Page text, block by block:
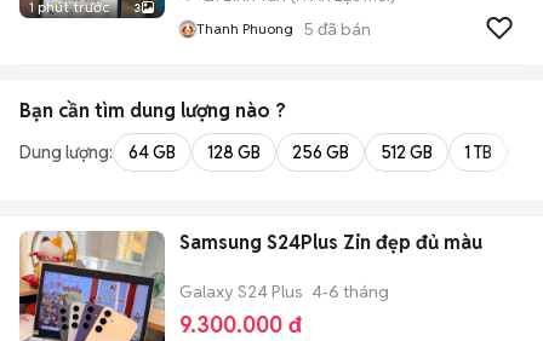
1 phút trước 3
Thanh Phuong 5 đã bán
Bạn cần tìm dung lượng nào ?
Dung lượng: 64 GB 128 GB 256 GB 512 GB 1 TB
Samsung S24Plus Zin đẹp đủ màu
Galaxy S24 Plus 4-6 tháng
9.300.000 đ